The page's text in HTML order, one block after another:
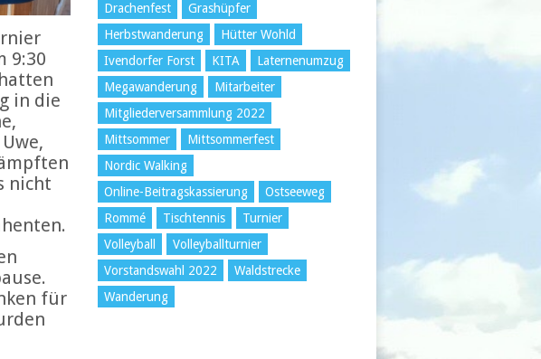
9:30
in die
nicht
für
Drachenfest
Grashüpfer
Herbstwanderung
Hütter Wohld
Ivendorfer Forst
KITA
Laternenumzug
Megawanderung
Mitarbeiter
Mitgliederversammlung 2022
Mittsommer
Mittsommerfest
Nordic Walking
Online-Beitragskassierung
Ostseeweg
Rommé
Tischtennis
Turnier
Volleyball
Volleyballturnier
Vorstandswahl 2022
Waldstrecke
Wanderung